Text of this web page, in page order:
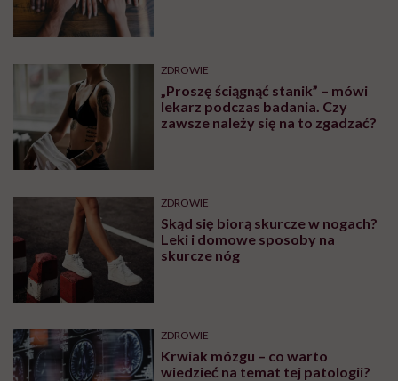
ZDROWIE
„Proszę ściągnąć stanik” – mówi
lekarz podczas badania. Czy
zawsze należy się na to zgadzać?
ZDROWIE
Skąd się biorą skurcze w nogach?
Leki i domowe sposoby na
skurcze nóg
ZDROWIE
Krwiak mózgu – co warto
wiedzieć na temat tej patologii?